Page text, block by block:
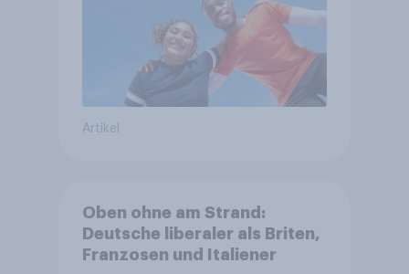
Artikel
Oben ohne am Strand:
Deutsche liberaler als Briten,
Franzosen und Italiener